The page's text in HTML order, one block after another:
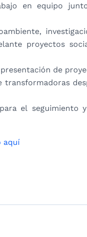
en equipo
proyectos
de
transformadoras
el seguimiento
aquí